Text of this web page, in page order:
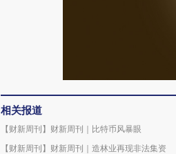
相关报道
【财新周刊】财新周刊｜比特币风暴眼
【财新周刊】财新周刊｜造林业再现非法集资